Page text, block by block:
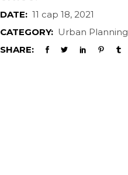
DATE: 11 сар 18, 2021
CATEGORY: Urban Planning
SHARE: